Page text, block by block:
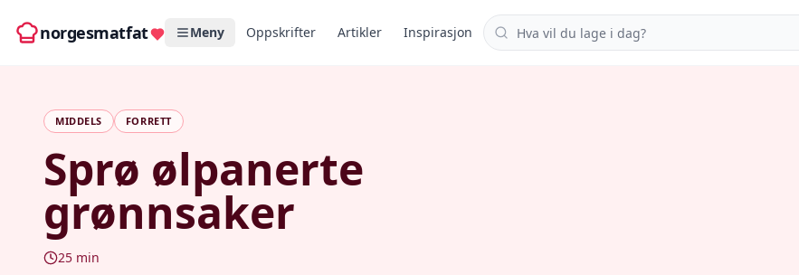
norgesmatfat Meny Oppskrifter Artikler Inspirasjon Søk i oppskrifter
MIDDELS FORRETT
Sprø ølpanerte
grønnsaker
25 min